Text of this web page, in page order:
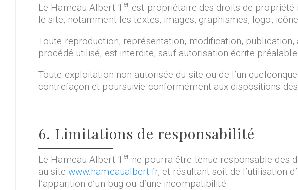
Le Hameau Albert 1 er est propriétaire des droits de
le site, notamment les textes, images, graphismes, logo,
Toute reproduction, représentation, modification,
procédé utilisé, est interdite, sauf autorisation écrite
Toute exploitation non autorisée du site ou de l’un
contrefaçon et poursuivie conformément aux dispositions
6. Limitations de responsabilité
Le Hameau Albert 1 er ne pourra être tenue responsable des
au site www.hameaualbert.fr, et résultant soit de l’utilisation
l’apparition d’un bug ou d’une incompatibilité.